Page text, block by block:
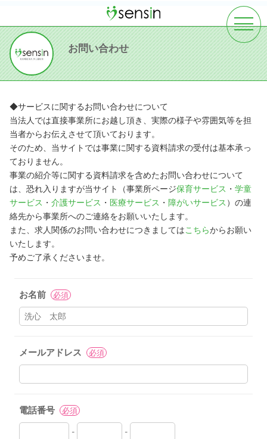
toggle
お問い合わせ
◆サービスに関するお問い合わせについて
当法人では直接事業所にお越し頂き、実際の様子や雰囲気等を担
当者からお伝えさせて頂いております。
そのため、当サイトでは事業に関する資料請求の受付は基本承っ
ておりません。
事業の紹介等に関する資料請求を含めたお問い合わせについて
は、恐れ入りますが当サイト（事業所ページ保育サービス ・ 学童
サービス ・ 介護サービス ・ 医療サービス ・ 障がいサービス ）の連
絡先から事業所へのご連絡をお願いいたします。
また、求人関係のお問い合わせにつきましてはこちらからお願い
いたします。
予めご了承くださいませ。
お名前 必須
メールアドレス 必須
電話番号 必須
- -